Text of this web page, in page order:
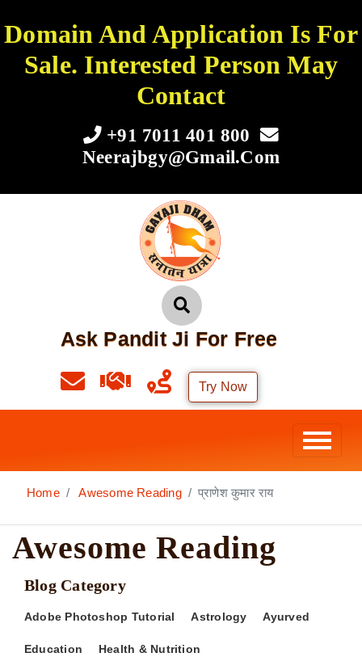
Domain And Application Is For
Sale. Interested Person May
Contact
+91 7011 401 800
Neerajbgy@gmail.com
Ask Pandit Ji For Free
Try Now
Home Awesome Reading प्राणेश कुमार राय
Awesome Reading
Blog Category
Adobe Photoshop Tutorial Astrology Ayurved
Education Health & Nutrition